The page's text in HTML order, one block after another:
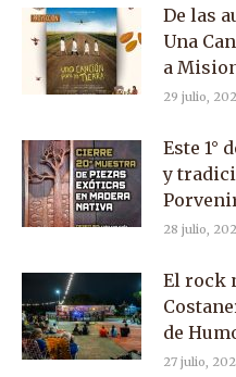
De las
Una
a
29 julio,
Este 1°
y
28 julio,
El rock
de
27 julio,